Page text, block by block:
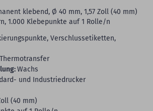
klebend, Ø 40 mm, 1,57 Zoll (40 mm)
1.000 Klebepunkte auf 1 Rolle/n
Verschlussetiketten,
Thermotransfer
Wachs
und Industriedrucker
(40 mm)